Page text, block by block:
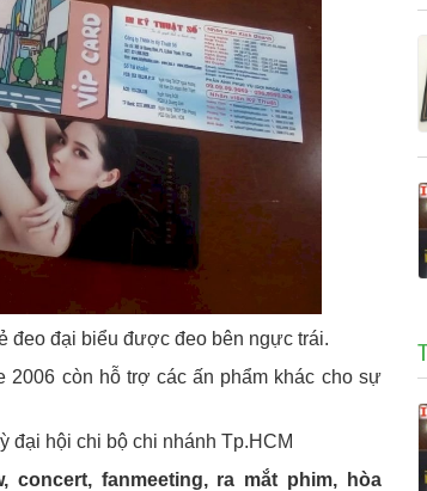
đeo đại biểu được đeo bên ngực trái.
2006 còn hỗ trợ các ấn phẩm khác cho sự
đại hội chi bộ chi nhánh Tp.HCM
concert, fanmeeting, ra mắt phim, hòa